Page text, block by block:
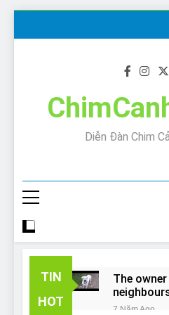
Diễn Đàn Chim
TIN
HOT
The
away!
7 Năm Ago